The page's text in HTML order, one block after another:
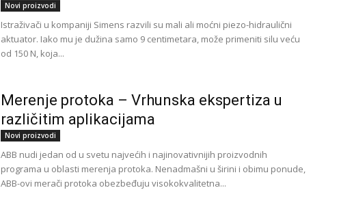
Novi proizvodi
Istraživači u kompaniji Simens razvili su mali ali moćni piezo-hidraulični
aktuator. Iako mu je dužina samo 9 centimetara, može primeniti silu veću
od 150 N, koja...
Merenje protoka – Vrhunska ekspertiza u
različitim aplikacijama
Novi proizvodi
ABB nudi jedan od u svetu najvećih i najinovativnijih proizvodnih
programa u oblasti merenja protoka. Nenadmašni u širini i obimu ponude,
ABB-ovi merači protoka obezbeđuju visokokvalitetna...